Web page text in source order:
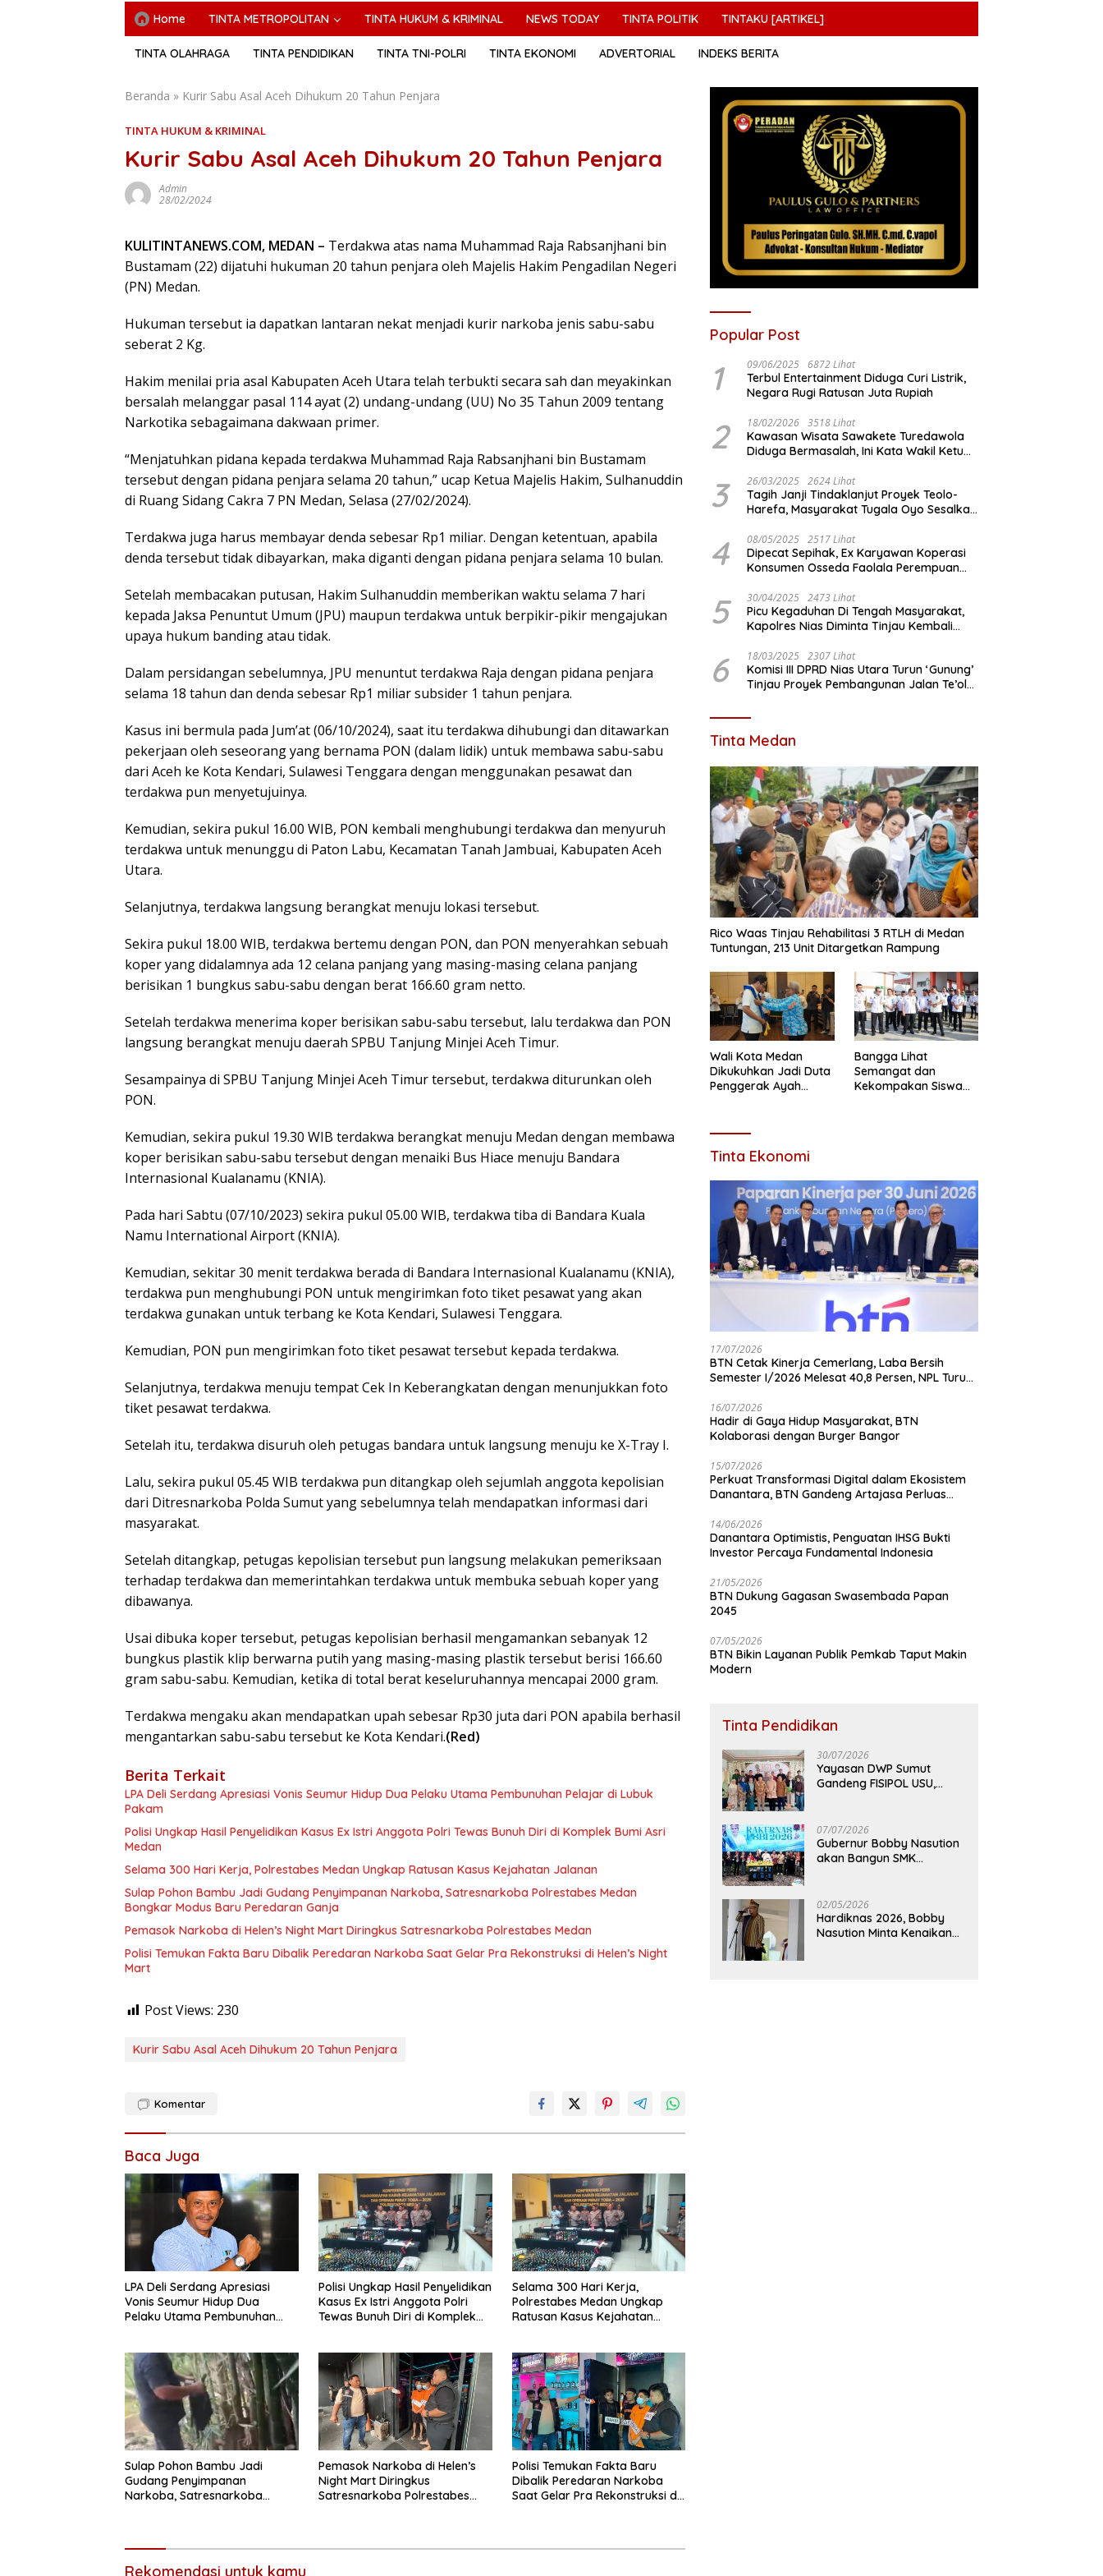
Home TINTA METROPOLITAN TINTA HUKUM & KRIMINAL NEWS TODAY TINTA POLITIK TINTAKU [ARTIKEL]
TINTA OLAHRAGA TINTA PENDIDIKAN TINTA TNI-POLRI TINTA EKONOMI ADVERTORIAL INDEKS BERITA
Beranda » Kurir Sabu Asal Aceh Dihukum 20 Tahun Penjara
TINTA HUKUM & KRIMINAL
Kurir Sabu Asal Aceh Dihukum 20 Tahun Penjara
Admin
28/02/2024
KULITINTANEWS.COM, MEDAN – Terdakwa atas nama Muhammad Raja Rabsanjhani bin
Bustamam (22) dijatuhi hukuman 20 tahun penjara oleh Majelis Hakim Pengadilan Negeri
(PN) Medan.
Hukuman tersebut ia dapatkan lantaran nekat menjadi kurir narkoba jenis sabu-sabu
seberat 2 Kg.
Hakim menilai pria asal Kabupaten Aceh Utara telah terbukti secara sah dan meyakinkan
bersalah melanggar pasal 114 ayat (2) undang-undang (UU) No 35 Tahun 2009 tentang
Narkotika sebagaimana dakwaan primer.
“Menjatuhkan pidana kepada terdakwa Muhammad Raja Rabsanjhani bin Bustamam
tersebut dengan pidana penjara selama 20 tahun,” ucap Ketua Majelis Hakim, Sulhanuddin
di Ruang Sidang Cakra 7 PN Medan, Selasa (27/02/2024).
Terdakwa juga harus membayar denda sebesar Rp1 miliar. Dengan ketentuan, apabila
denda tersebut tidak dibayarkan, maka diganti dengan pidana penjara selama 10 bulan.
Setelah membacakan putusan, Hakim Sulhanuddin memberikan waktu selama 7 hari
kepada Jaksa Penuntut Umum (JPU) maupun terdakwa untuk berpikir-pikir mengajukan
upaya hukum banding atau tidak.
Dalam persidangan sebelumnya, JPU menuntut terdakwa Raja dengan pidana penjara
selama 18 tahun dan denda sebesar Rp1 miliar subsider 1 tahun penjara.
Kasus ini bermula pada Jum’at (06/10/2024), saat itu terdakwa dihubungi dan ditawarkan
pekerjaan oleh seseorang yang bernama PON (dalam lidik) untuk membawa sabu-sabu
dari Aceh ke Kota Kendari, Sulawesi Tenggara dengan menggunakan pesawat dan
terdakwa pun menyetujuinya.
Kemudian, sekira pukul 16.00 WIB, PON kembali menghubungi terdakwa dan menyuruh
terdakwa untuk menunggu di Paton Labu, Kecamatan Tanah Jambuai, Kabupaten Aceh
Utara.
Selanjutnya, terdakwa langsung berangkat menuju lokasi tersebut.
Sekira pukul 18.00 WIB, terdakwa bertemu dengan PON, dan PON menyerahkan sebuah
koper yang didalamnya ada 12 celana panjang yang masing-masing celana panjang
berisikan 1 bungkus sabu-sabu dengan berat 166.60 gram netto.
Setelah terdakwa menerima koper berisikan sabu-sabu tersebut, lalu terdakwa dan PON
langsung berangkat menuju daerah SPBU Tanjung Minjei Aceh Timur.
Sesampainya di SPBU Tanjung Minjei Aceh Timur tersebut, terdakwa diturunkan oleh
PON.
Kemudian, sekira pukul 19.30 WIB terdakwa berangkat menuju Medan dengan membawa
koper berisikan sabu-sabu tersebut dengan menaiki Bus Hiace menuju Bandara
Internasional Kualanamu (KNIA).
Pada hari Sabtu (07/10/2023) sekira pukul 05.00 WIB, terdakwa tiba di Bandara Kuala
Namu International Airport (KNIA).
Kemudian, sekitar 30 menit terdakwa berada di Bandara Internasional Kualanamu (KNIA),
terdakwa pun menghubungi PON untuk mengirimkan foto tiket pesawat yang akan
terdakwa gunakan untuk terbang ke Kota Kendari, Sulawesi Tenggara.
Kemudian, PON pun mengirimkan foto tiket pesawat tersebut kepada terdakwa.
Selanjutnya, terdakwa menuju tempat Cek In Keberangkatan dengan menunjukkan foto
tiket pesawat terdakwa.
Setelah itu, terdakwa disuruh oleh petugas bandara untuk langsung menuju ke X-Tray I.
Lalu, sekira pukul 05.45 WIB terdakwa pun ditangkap oleh sejumlah anggota kepolisian
dari Ditresnarkoba Polda Sumut yang sebelumnya telah mendapatkan informasi dari
masyarakat.
Setelah ditangkap, petugas kepolisian tersebut pun langsung melakukan pemeriksaan
terhadap terdakwa dan memerintahkan terdakwa untuk membuka sebuah koper yang
dibawanya.
Usai dibuka koper tersebut, petugas kepolisian berhasil mengamankan sebanyak 12
bungkus plastik klip berwarna putih yang masing-masing plastik tersebut berisi 166.60
gram sabu-sabu. Kemudian, ketika di total berat keseluruhannya mencapai 2000 gram.
Terdakwa mengaku akan mendapatkan upah sebesar Rp30 juta dari PON apabila berhasil
mengantarkan sabu-sabu tersebut ke Kota Kendari.(Red)
Berita Terkait
LPA Deli Serdang Apresiasi Vonis Seumur Hidup Dua Pelaku Utama Pembunuhan Pelajar di Lubuk
Pakam
Polisi Ungkap Hasil Penyelidikan Kasus Ex Istri Anggota Polri Tewas Bunuh Diri di Komplek Bumi Asri
Medan
Selama 300 Hari Kerja, Polrestabes Medan Ungkap Ratusan Kasus Kejahatan Jalanan
Sulap Pohon Bambu Jadi Gudang Penyimpanan Narkoba, Satresnarkoba Polrestabes Medan
Bongkar Modus Baru Peredaran Ganja
Pemasok Narkoba di Helen’s Night Mart Diringkus Satresnarkoba Polrestabes Medan
Polisi Temukan Fakta Baru Dibalik Peredaran Narkoba Saat Gelar Pra Rekonstruksi di Helen’s Night
Mart
Post Views: 230
Kurir Sabu Asal Aceh Dihukum 20 Tahun Penjara
Komentar
Baca Juga
LPA Deli Serdang Apresiasi
Vonis Seumur Hidup Dua
Pelaku Utama Pembunuhan
Polisi Ungkap Hasil Penyelidikan
Kasus Ex Istri Anggota Polri
Tewas Bunuh Diri di Komplek
Selama 300 Hari Kerja,
Polrestabes Medan Ungkap
Ratusan Kasus Kejahatan
Sulap Pohon Bambu Jadi
Gudang Penyimpanan
Narkoba, Satresnarkoba
Pemasok Narkoba di Helen’s
Night Mart Diringkus
Satresnarkoba Polrestabes
Polisi Temukan Fakta Baru
Dibalik Peredaran Narkoba
Saat Gelar Pra Rekonstruksi di
Rekomendasi untuk kamu
Popular Post
1 09/06/2025 6872 Lihat
Terbul Entertainment Diduga Curi Listrik,
Negara Rugi Ratusan Juta Rupiah
2 18/02/2026 3518 Lihat
Kawasan Wisata Sawakete Turedawola
Diduga Bermasalah, Ini Kata Wakil Ketua
3 26/03/2025 2624 Lihat
Tagih Janji Tindaklanjut Proyek Teolo-
Harefa, Masyarakat Tugala Oyo Sesalkan
Utara
4 08/05/2025 2517 Lihat
Dipecat Sepihak, Ex Karyawan Koperasi
Konsumen Osseda Faolala Perempuan
5 30/04/2025 2473 Lihat
Picu Kegaduhan Di Tengah Masyarakat,
Kapolres Nias Diminta Tinjau Kembali
6 18/03/2025 2307 Lihat
Komisi III DPRD Nias Utara Turun ‘Gunung’
Tinjau Proyek Pembangunan Jalan Te’olo
Tinta Medan
Rico Waas Tinjau Rehabilitasi 3 RTLH di Medan
Tuntungan, 213 Unit Ditargetkan Rampung
Wali Kota Medan
Dikukuhkan Jadi Duta
Penggerak Ayah
Dalam Keluarga
Bangga Lihat
Semangat dan
Kekompakan Siswa
Tinta Ekonomi
17/07/2026
BTN Cetak Kinerja Cemerlang, Laba Bersih
Semester I/2026 Melesat 40,8 Persen, NPL Turun
16/07/2026
Hadir di Gaya Hidup Masyarakat, BTN
Kolaborasi dengan Burger Bangor
15/07/2026
Perkuat Transformasi Digital dalam Ekosistem
Danantara, BTN Gandeng Artajasa Perluas
14/06/2026
Danantara Optimistis, Penguatan IHSG Bukti
Investor Percaya Fundamental Indonesia
21/05/2026
BTN Dukung Gagasan Swasembada Papan
2045
07/05/2026
BTN Bikin Layanan Publik Pemkab Taput Makin
Modern
Tinta Pendidikan
30/07/2026
Yayasan DWP Sumut
Gandeng FISIPOL USU,
Pendidikan
07/07/2026
Gubernur Bobby Nasution
akan Bangun SMK
School di Samosir
02/05/2026
Hardiknas 2026, Bobby
Nasution Minta Kenaikan